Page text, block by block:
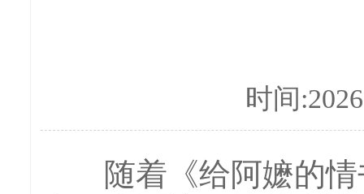
时间
随着《给阿嬷的情